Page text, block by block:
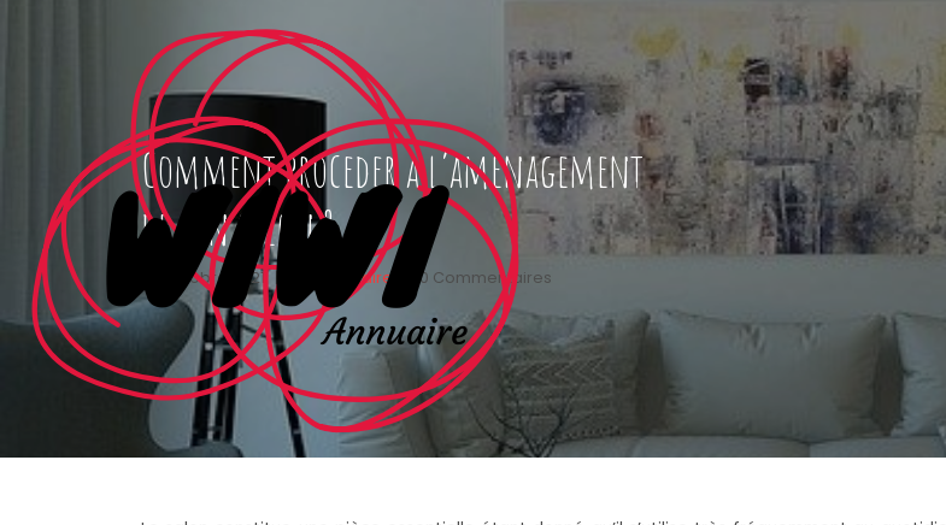
Comment proceder a l’amenagement
de son salon ?
28 octobre 2021 | wiwiannuaire 0 Commentaires